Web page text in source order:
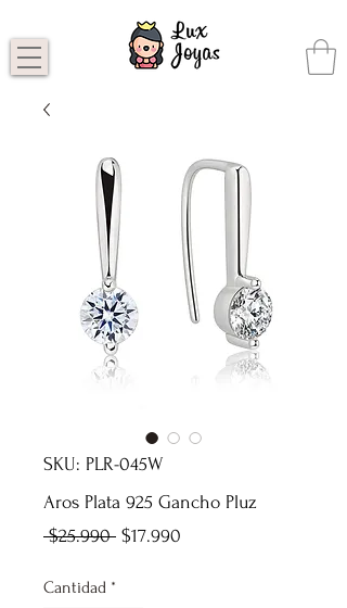
SKU: PLR-045W
Aros Plata 925 Gancho Pluz
$25.990 Precio
$17.990
Cantidad *